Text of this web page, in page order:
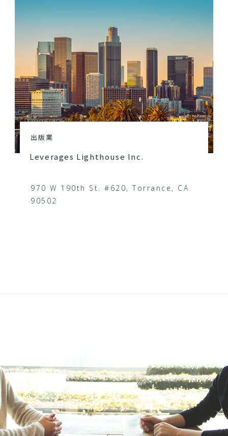
出版業
Leverages Lighthouse Inc.
970 W 190th St. #620, Torrance, CA
90502